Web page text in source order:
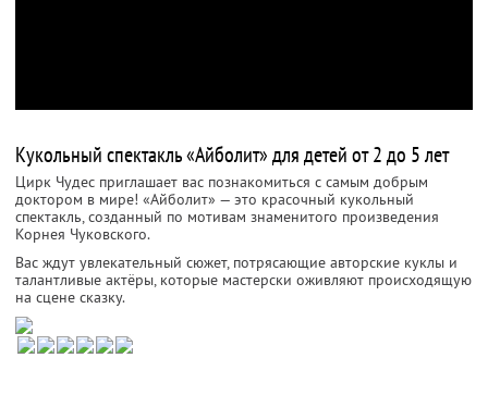
Кукольный спектакль «Айболит» для детей от 2 до 5 лет
Цирк Чудес приглашает вас познакомиться с самым добрым
доктором в мире! «Айболит» — это красочный кукольный
спектакль, созданный по мотивам знаменитого произведения
Корнея Чуковского.
Вас ждут увлекательный сюжет, потрясающие авторские куклы и
талантливые актёры, которые мастерски оживляют происходящую
на сцене сказку.